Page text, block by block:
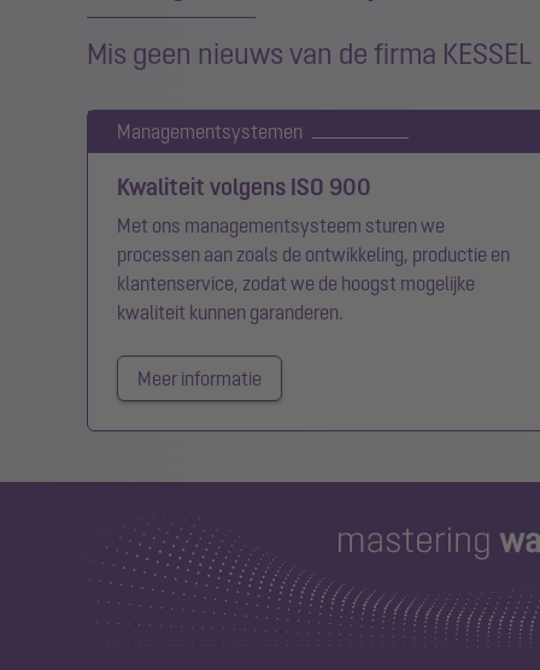
Mis geen nieuws van de firma KESSEL
Managementsystemen
Kwaliteit volgens ISO 900
Met ons managementsysteem sturen we
processen aan zoals de ontwikkeling, productie en
klantenservice, zodat we de hoogst mogelijke
kwaliteit kunnen garanderen.
Meer informatie